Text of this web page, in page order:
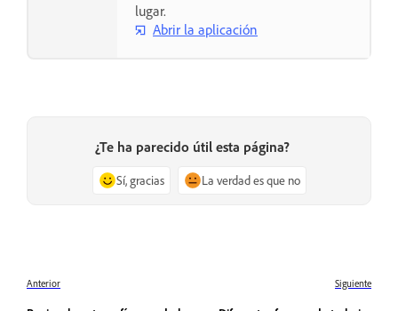
lugar.
Abrir la aplicación
¿Te ha parecido útil esta página?
Sí, gracias La verdad es que no
Anterior Siguiente